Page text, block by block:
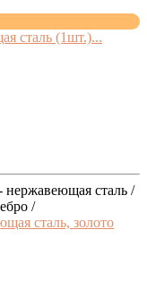
сталь (1шт.)...
сталь /
/